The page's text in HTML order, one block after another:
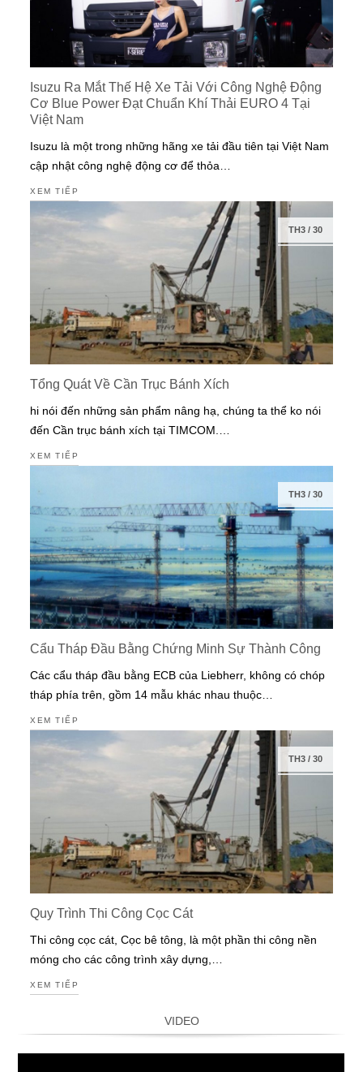
Isuzu Ra Mắt Thế Hệ Xe Tải Với Công Nghệ Động
Cơ Blue Power Đạt Chuẩn Khí Thải EURO 4 Tại
Việt Nam
Isuzu là một trong những hãng xe tải đầu tiên tại Việt Nam
cập nhật công nghệ động cơ để thỏa…
XEM TIẾP
TH3/ 30
Tổng Quát Về Cần Trục Bánh Xích
hi nói đến những sản phẩm nâng hạ, chúng ta thể ko nói
đến Cần trục bánh xích tại TIMCOM.…
XEM TIẾP
TH3/ 30
Cẩu Tháp Đầu Bằng Chứng Minh Sự Thành Công
Các cẩu tháp đầu bằng ECB của Liebherr, không có chóp
tháp phía trên, gồm 14 mẫu khác nhau thuộc…
XEM TIẾP
TH3/ 30
Quy Trình Thi Công Cọc Cát
Thi công cọc cát, Cọc bê tông, là một phần thi công nền
móng cho các công trình xây dựng,…
XEM TIẾP
VIDEO